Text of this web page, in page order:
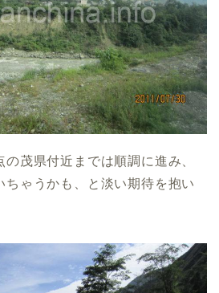
茂県付近までは順調に進み、
ちゃうかも、と淡い期待を抱い